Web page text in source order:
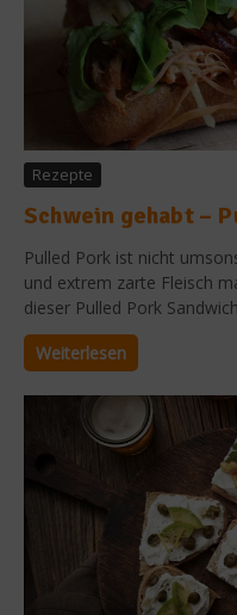
Rezepte
Schwein gehabt –
Pulled Pork ist nicht
und extrem zarte Fleisch
dieser Pulled Pork
Weiterlesen